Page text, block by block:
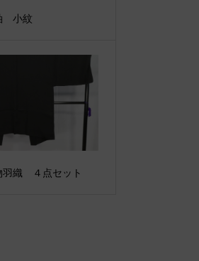
小紋
羽織 ４点セット